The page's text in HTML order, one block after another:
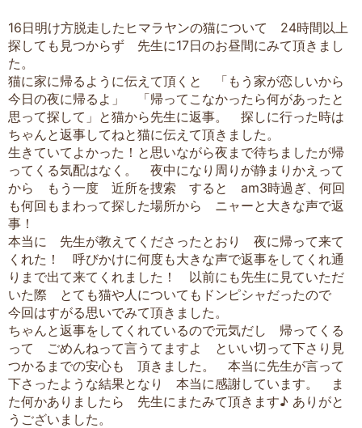
16日明け方脱走したヒマラヤンの猫について 24時間以上
探しても見つからず 先生に17日のお昼間にみて頂きまし
た。
猫に家に帰るように伝えて頂くと 「もう家が恋しいから
今日の夜に帰るよ」 「帰ってこなかったら何があったと
思って探して」と猫から先生に返事。 探しに行った時は
ちゃんと返事してねと猫に伝えて頂きました。
生きていてよかった！と思いながら夜まで待ちましたが帰
ってくる気配はなく。 夜中になり周りが静まりかえって
から もう一度 近所を捜索 すると am3時過ぎ、何回
も何回もまわって探した場所から ニャーと大きな声で返
事！
本当に 先生が教えてくださったとおり 夜に帰って来て
くれた！ 呼びかけに何度も大きな声で返事をしてくれ通
りまで出て来てくれました！ 以前にも先生に見ていただ
いた際 とても猫や人についてもドンピシャだったので
今回はすがる思いでみて頂きました。
ちゃんと返事をしてくれているので元気だし 帰ってくる
って ごめんねって言うてますよ といい切って下さり見
つかるまでの安心も 頂きました。 本当に先生が言って
下さったような結果となり 本当に感謝しています。 ま
た何かありましたら 先生にまたみて頂きます♪ ありがと
うございました。